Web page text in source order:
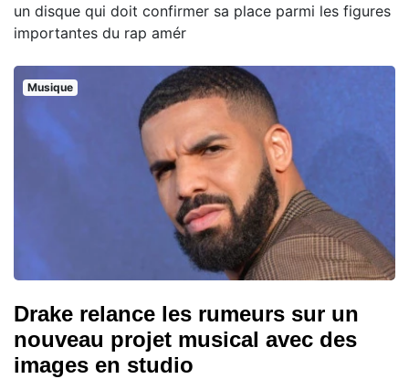
un disque qui doit confirmer sa place parmi les figures
importantes du rap amér
Musique
Drake relance les rumeurs sur un
nouveau projet musical avec des
images en studio